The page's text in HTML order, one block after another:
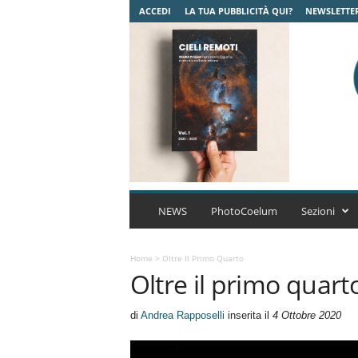
ACCEDI LA TUA PUBBLICITÀ QUI?
C
A
r
NEWS PhotoCoelum Sezioni
Home > Oltre Il Primo Quarto
Oltre il primo
di Andrea Rapposelli inserita il 4 Ottobre 2020